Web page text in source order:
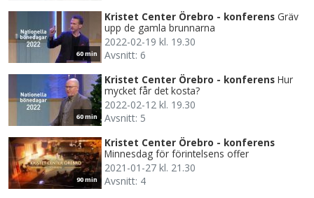
60 min
Kristet Center Örebro - konferens Gräv
upp de gamla brunnarna
2022-02-19 kl. 19.30
Avsnitt: 6
60 min
Kristet Center Örebro - konferens Hur
mycket får det kosta?
2022-02-12 kl. 19.30
Avsnitt: 5
90 min
Kristet Center Örebro - konferens
Minnesdag för förintelsens offer
2021-01-27 kl. 21.30
Avsnitt: 4